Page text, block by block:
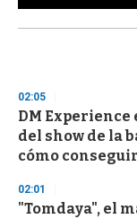
s
d
s
o
f
3
s
e
02:05
DM Experience
del show de la
cómo
02:01
"Tomdaya", el